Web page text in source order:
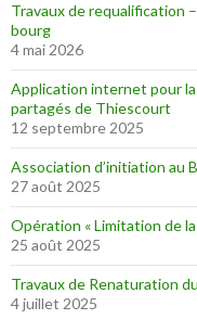
Travaux de requalification
bourg
4 mai 2026
Application internet pour
partagés de Thiescourt
12 septembre 2025
Association d’initiation au
27 août 2025
Opération « Limitation de
25 août 2025
Travaux de Renaturation
4 juillet 2025